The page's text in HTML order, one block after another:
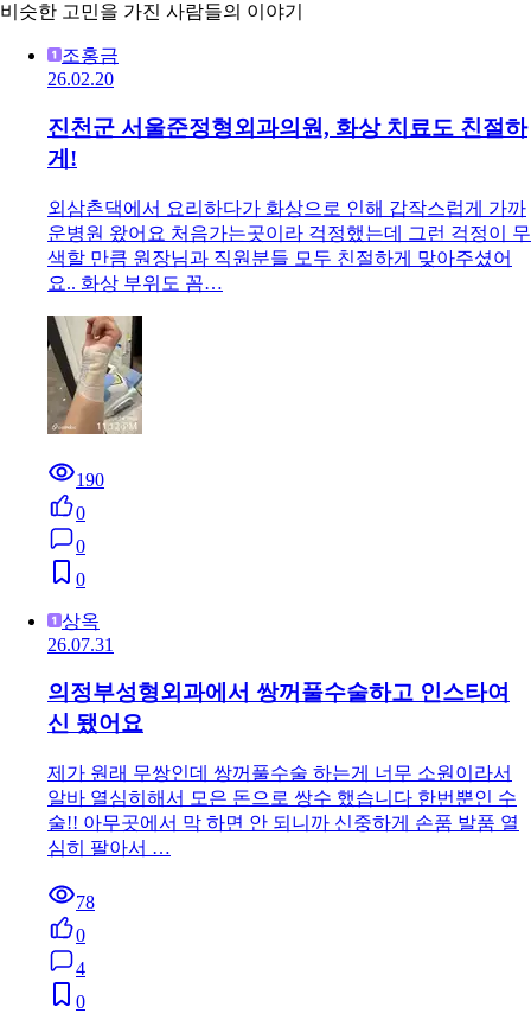
비슷한 고민을 가진 사람들의 이야기
조홍금
26.02.20
진천군 서울준정형외과의원, 화상 치료도 친절하
게!
외삼촌댁에서 요리하다가 화상으로 인해 갑작스럽게 가까
운병원 왔어요 처음가는곳이라 걱정했는데 그런 걱정이 무
색할 만큼 원장님과 직원분들 모두 친절하게 맞아주셨어
요.. 화상 부위도 꼼…
190
0
0
0
상옥
26.07.31
의정부성형외과에서 쌍꺼풀수술하고 인스타여
신 됐어요
제가 원래 무쌍인데 쌍꺼풀수술 하는게 너무 소원이라서
알바 열심히해서 모은 돈으로 쌍수 했습니다 한번뿐인 수
술!! 아무곳에서 막 하면 안 되니까 신중하게 손품 발품 열
심히 팔아서 …
78
0
4
0